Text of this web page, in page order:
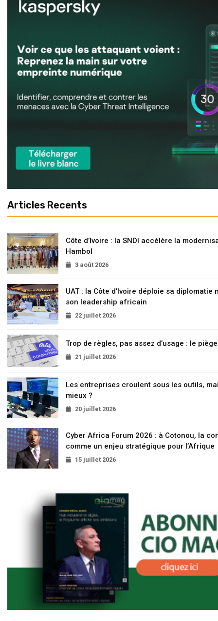
Articles Recents
Côte d’Ivoire : la SNDI accélère la
Hambol
3 août 2026
UAT : la Côte d’Ivoire déploie sa
son leadership africain
22 juillet 2026
Trop de règles, pas assez d’usage : le
21 juillet 2026
Les entreprises croulent sous les outils,
mieux ?
20 juillet 2026
Cyber Africa Forum 2026 : à Cotonou, la
comme un enjeu stratégique pour l’Afrique
15 juillet 2026